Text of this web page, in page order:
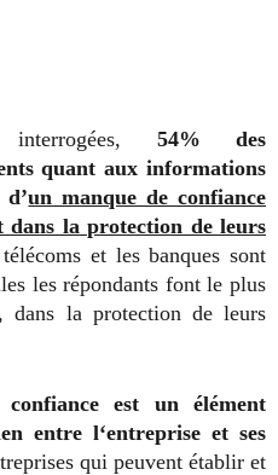
54% des
quant aux informations
un manque de confiance
dans la protection de leurs
et les banques sont
les répondants font le plus
dans la protection de leurs
confiance est un élément
entre l‘entreprise et ses
qui peuvent établir et